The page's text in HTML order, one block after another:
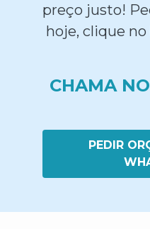
preço justo!
hoje, clique
CHAMA
PEDIR